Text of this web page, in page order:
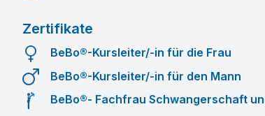
Zertifikate
BeBo®-Kursleiter/-in für die Frau
BeBo®-Kursleiter/-in für den Mann
BeBo®- Fachfrau Schwangerschaft